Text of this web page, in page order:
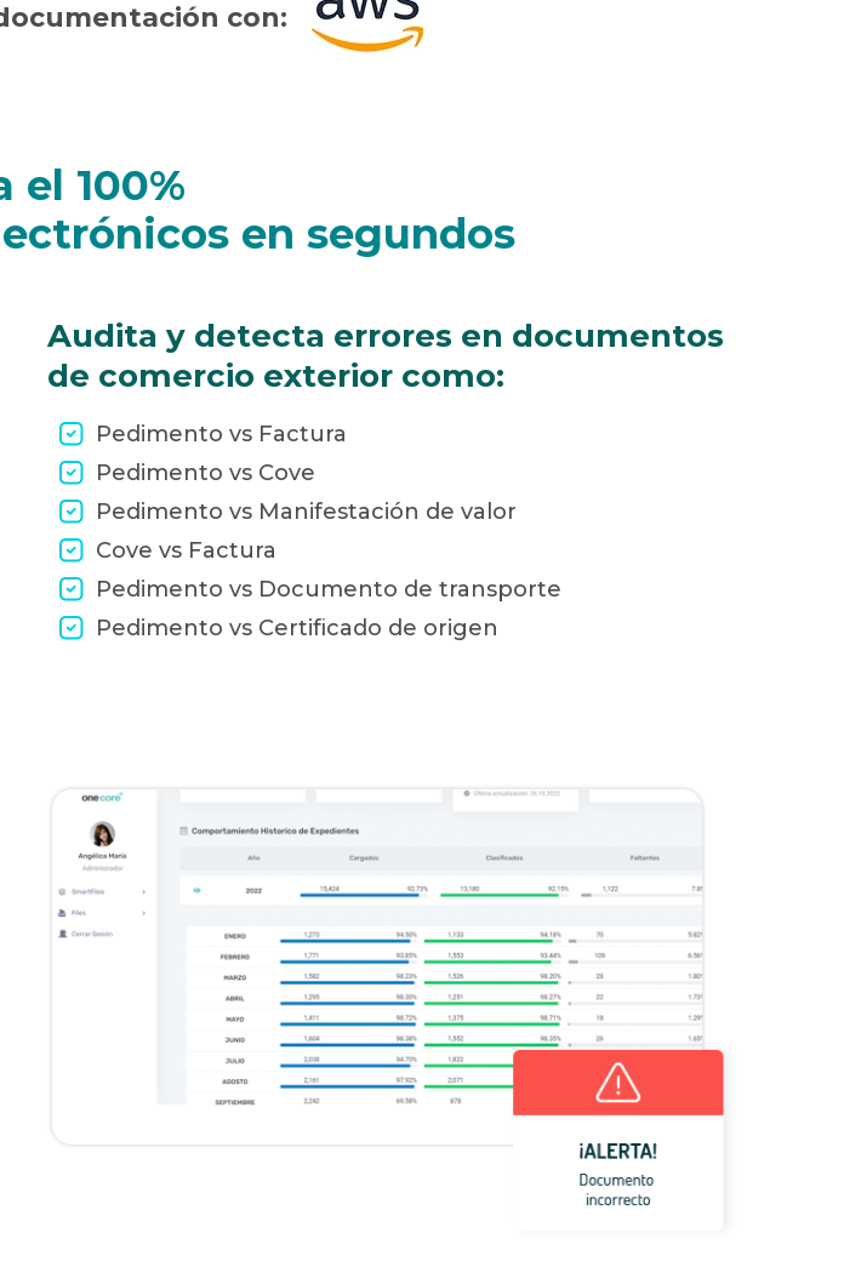
con:
el 100%
en segundos
Audita y detecta errores en documentos
de comercio exterior como:
Pedimento vs Factura
Pedimento vs Cove
Pedimento vs Manifestación de valor
Cove vs Factura
Pedimento vs Documento de transporte
Pedimento vs Certificado de origen